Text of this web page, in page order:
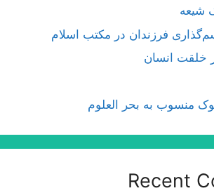
شیعه
فرزندان در مكتب اسلام
خلقت انسان
منسوب به بحر العلوم
Recent